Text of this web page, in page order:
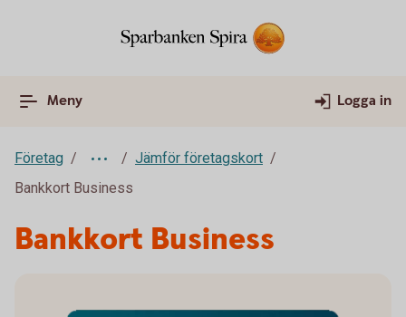
Meny Logga in
Företag
Jämför företagskort
Bankkort Business
Bankkort Business